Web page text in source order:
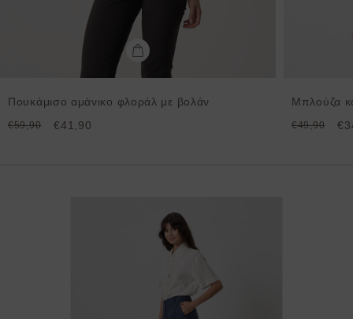
Πουκάμισο αμάνικο φλοράλ με βολάν
€59,90 €41,90
Μπλούζα
€49,90